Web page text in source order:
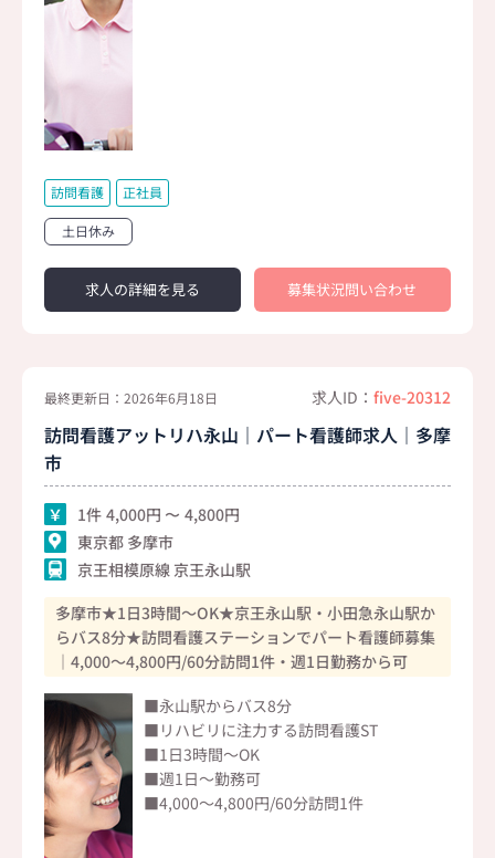
訪問看護 正社員
土日休み
求人の詳細を見る 募集状況問い合わせ
最終更新日：2026年6月18日 求人ID： five-20312
訪問看護アットリハ永山｜パート看護師求人｜多摩
市
1件 4,000
4,800
東京都 多摩市
京王相模原線 京王永山駅
多摩市★1日3時間～OK★京王永山駅・小田急永山駅か
らバス8分★訪問看護ステーションでパート看護師募集
｜4,000～4,800円/60分訪問1件・週1日勤務から可
■永山駅からバス8分
■リハビリに注力する訪問看護ST
■1日3時間～OK
■週1日～勤務可
■4,000～4,800円/60分訪問1件